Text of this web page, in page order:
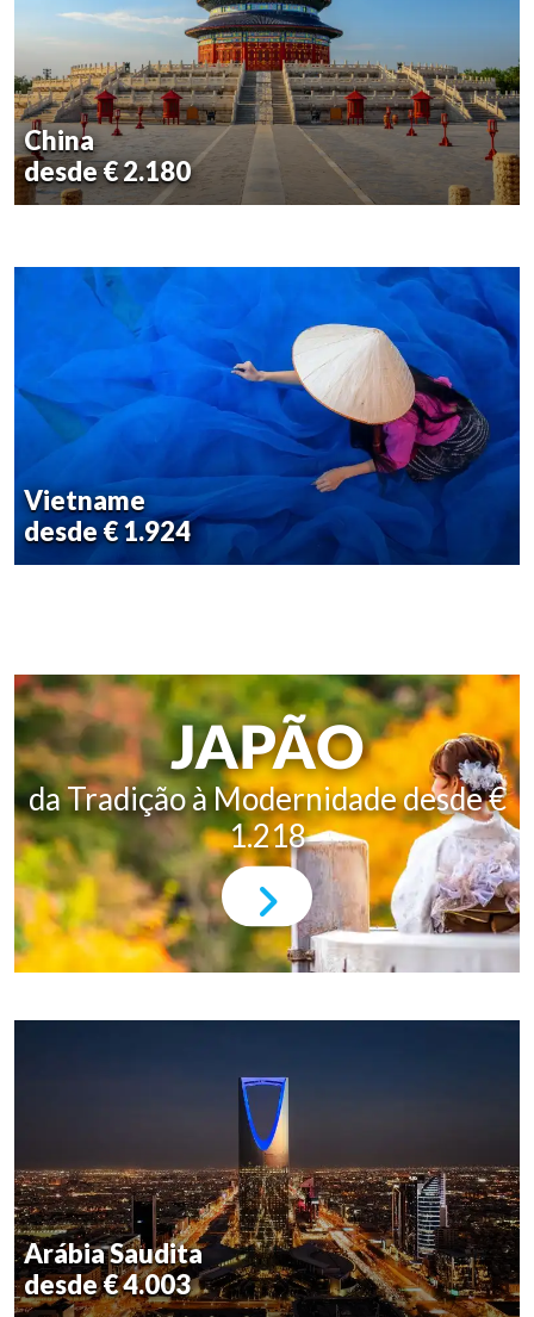
China
desde € 2.180
Vietname
desde € 1.924
JAPÃO
da Tradição à Modernidade desde €
1.218
Arábia Saudita
desde € 4.003